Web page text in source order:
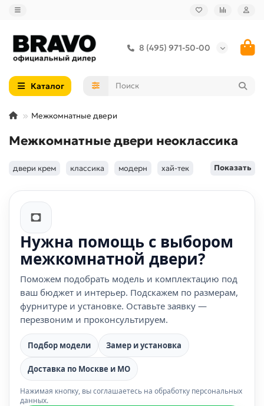
8 (495) 971-50-00
Каталог
Межкомнатные двери
Межкомнатные двери неоклассика
двери крем классика модерн хай-тек Показать
Нужна помощь с выбором
межкомнатной двери?
Поможем подобрать модель и комплектацию под
ваш бюджет и интерьер. Подскажем по размерам,
фурнитуре и установке. Оставьте заявку —
перезвоним и проконсультируем.
Подбор модели Замер и установка
Доставка по Москве и МО
Нажимая кнопку, вы соглашаетесь на обработку персональных
данных.